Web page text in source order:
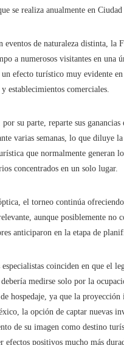
se realiza anualmente en
eventos de naturaleza distinta, la
a numerosos visitantes en una
efecto turístico muy evidente en
y establecimientos comerciales.
su parte, reparte sus ganancias
varias semanas, lo que diluye la
que normalmente generan
concentrados en un solo lugar.
el torneo continúa
aunque posiblemente no
anticiparon en la etapa de
coinciden en que el
medirse solo por la
de hospedaje, ya que la
la opción de captar nuevas
de su imagen como destino
efectos positivos mucho más